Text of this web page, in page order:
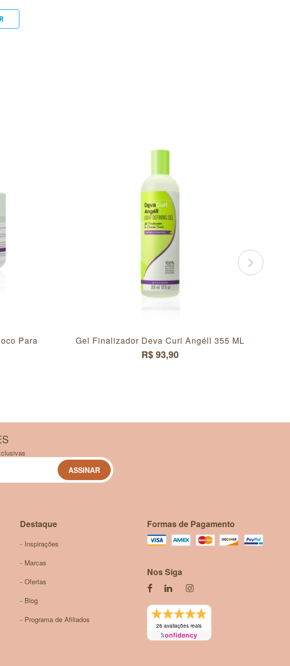
Para
Gel Finalizador Deva Curl Angéll 355 ML
R$ 93,90
ASSINAR
Destaque
Inspirações
Marcas
Ofertas
Blog
Programa de Afiliados
Formas de Pagamento
Nos Siga
26 avaliações reais